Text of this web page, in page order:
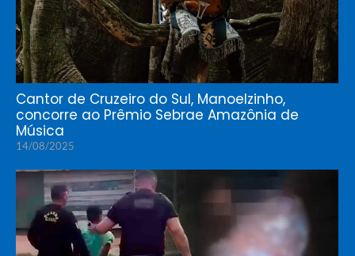
Cantor de Cruzeiro do Sul, Manoelzinho,
concorre ao Prêmio Sebrae Amazônia de
Música
14/08/2025